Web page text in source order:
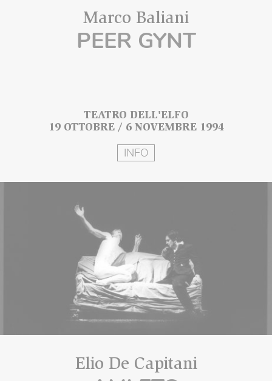
Marco Baliani
PEER GYNT
TEATRO DELL'ELFO
19 OTTOBRE / 6 NOVEMBRE 1994
INFO
Elio De Capitani